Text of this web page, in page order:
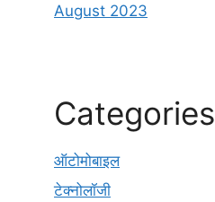
August 2023
Categories
ऑटोमोबाइल
टेक्नोलॉजी